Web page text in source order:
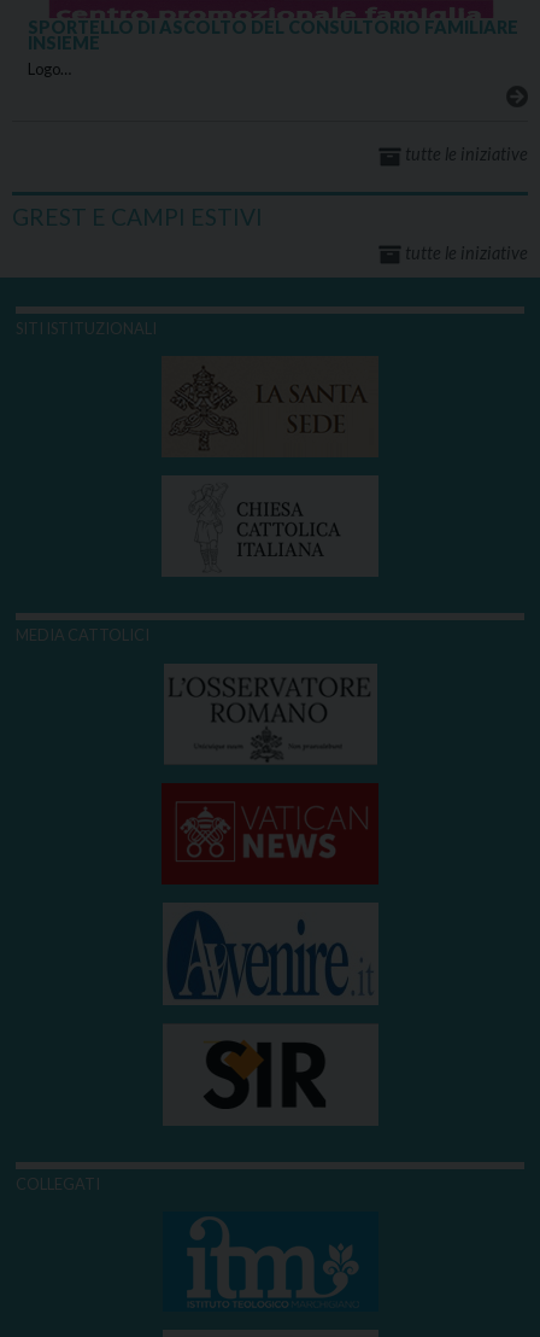
SPORTELLO DI ASCOLTO DEL CONSULTORIO FAMILIARE
INSIEME
Logo…
tutte le iniziative
GREST E CAMPI ESTIVI
tutte le iniziative
SITI ISTITUZIONALI
MEDIA CATTOLICI
COLLEGATI